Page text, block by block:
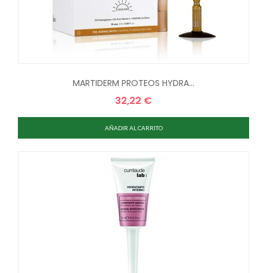
MARTIDERM PROTEOS HYDRA...
Precio
32,22 €
AÑADIR AL CARRITO